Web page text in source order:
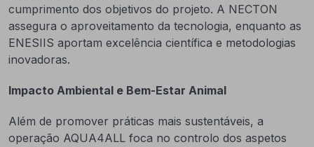
cumprimento dos objetivos do projeto. A NECTON
assegura o aproveitamento da tecnologia, enquanto as
ENESIIS aportam excelência científica e metodologias
inovadoras.
Impacto Ambiental e Bem-Estar Animal
Além de promover práticas mais sustentáveis, a
operação AQUA4ALL foca no controlo dos aspetos